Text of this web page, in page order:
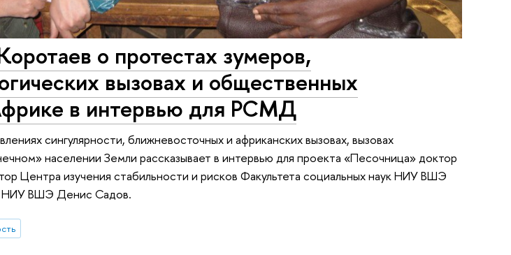
о протестах зумеров,
вызовах и общественных
в интервью для РСМД
сингулярности, ближневосточных и африканских вызовах, вызовах
населении Земли рассказывает в интервью для проекта «Песочница» доктор
Центра изучения стабильности и рисков Факультета социальных наук НИУ ВШЭ
НИУ ВШЭ Денис Садов.